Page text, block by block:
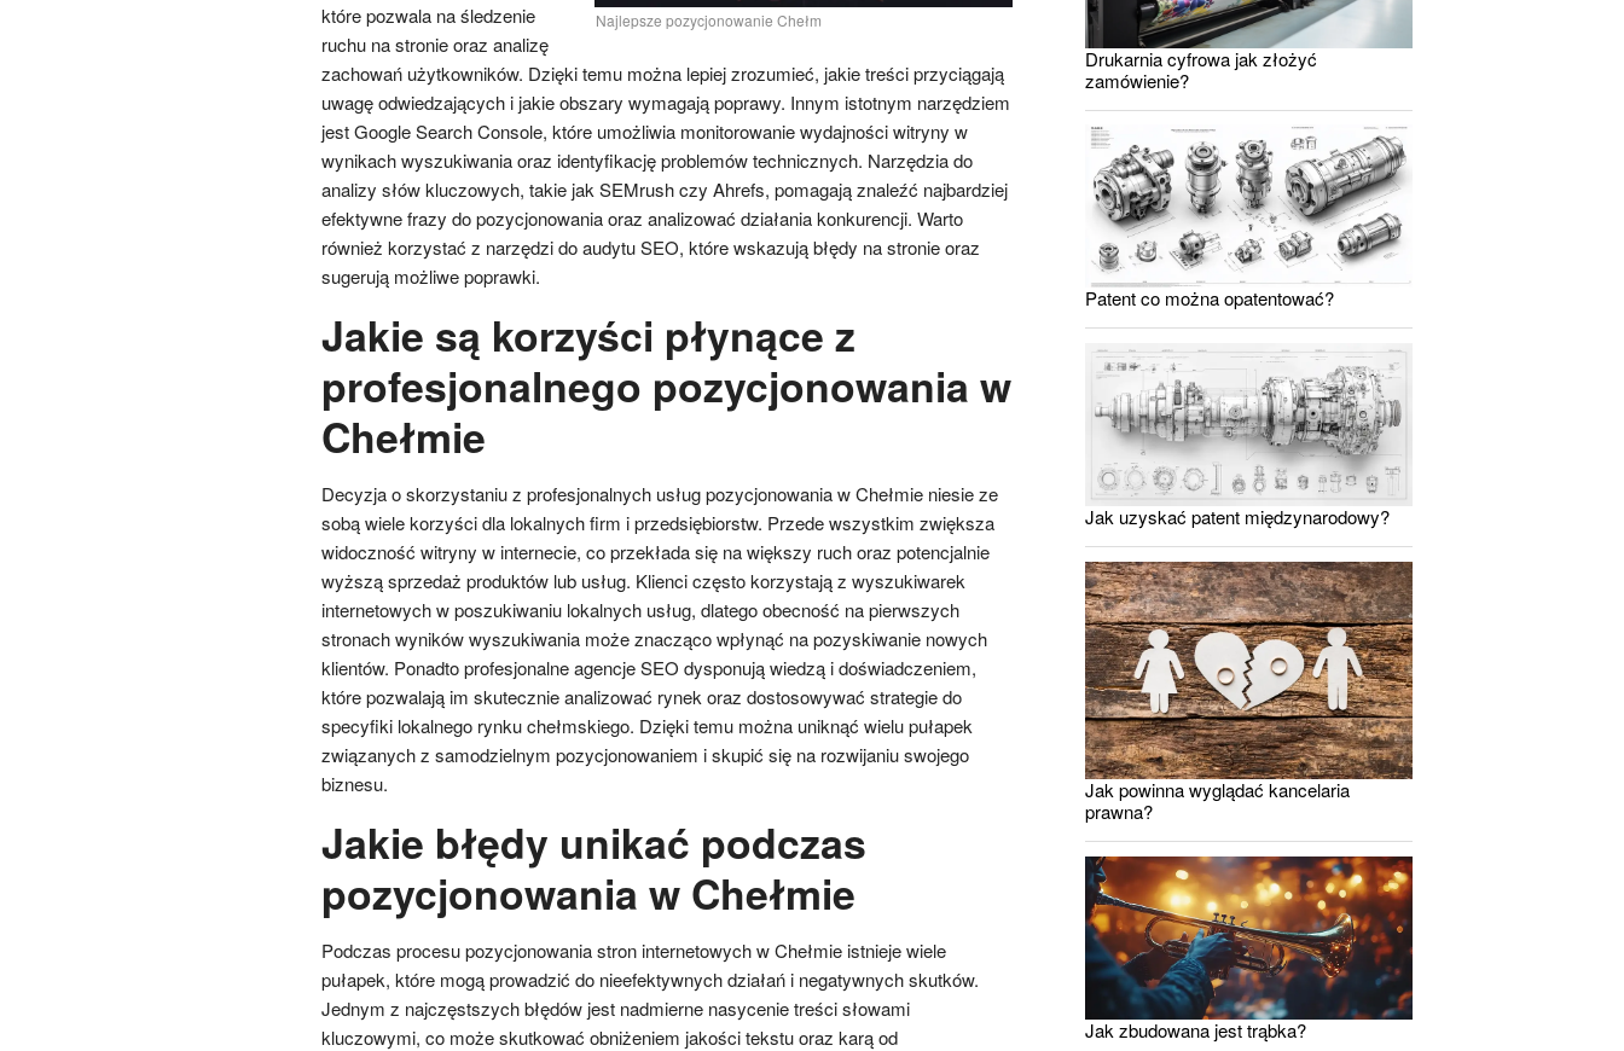
Najlepsze pozycjonowanie Chełm
które pozwala na śledzenie
ruchu na stronie oraz analizę
zachowań użytkowników. Dzięki temu można lepiej zrozumieć, jakie treści przyciągają
uwagę odwiedzających i jakie obszary wymagają poprawy. Innym istotnym narzędziem
jest Google Search Console, które umożliwia monitorowanie wydajności witryny w
wynikach wyszukiwania oraz identyfikację problemów technicznych. Narzędzia do
analizy słów kluczowych, takie jak SEMrush czy Ahrefs, pomagają znaleźć najbardziej
efektywne frazy do pozycjonowania oraz analizować działania konkurencji. Warto
również korzystać z narzędzi do audytu SEO, które wskazują błędy na stronie oraz
sugerują możliwe poprawki.
Jakie są korzyści płynące z
profesjonalnego pozycjonowania w
Chełmie
Decyzja o skorzystaniu z profesjonalnych usług pozycjonowania w Chełmie niesie ze
sobą wiele korzyści dla lokalnych firm i przedsiębiorstw. Przede wszystkim zwiększa
widoczność witryny w internecie, co przekłada się na większy ruch oraz potencjalnie
wyższą sprzedaż produktów lub usług. Klienci często korzystają z wyszukiwarek
internetowych w poszukiwaniu lokalnych usług, dlatego obecność na pierwszych
stronach wyników wyszukiwania może znacząco wpłynąć na pozyskiwanie nowych
klientów. Ponadto profesjonalne agencje SEO dysponują wiedzą i doświadczeniem,
które pozwalają im skutecznie analizować rynek oraz dostosowywać strategie do
specyfiki lokalnego rynku chełmskiego. Dzięki temu można uniknąć wielu pułapek
związanych z samodzielnym pozycjonowaniem i skupić się na rozwijaniu swojego
biznesu.
Jakie błędy unikać podczas
pozycjonowania w Chełmie
Podczas procesu pozycjonowania stron internetowych w Chełmie istnieje wiele
pułapek, które mogą prowadzić do nieefektywnych działań i negatywnych skutków.
Jednym z najczęstszych błędów jest nadmierne nasycenie treści słowami
kluczowymi, co może skutkować obniżeniem jakości tekstu oraz karą od
Drukarnia cyfrowa jak złożyć
zamówienie?
Patent co można opatentować?
Jak uzyskać patent międzynarodowy?
Jak powinna wyglądać kancelaria
prawna?
Jak zbudowana jest trąbka?